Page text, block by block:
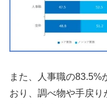
また、人事職の83.5%
おり、調べ物や手戻